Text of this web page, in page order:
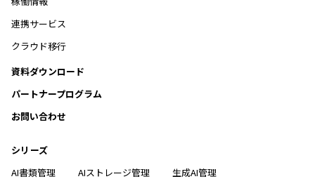
連携サービス
クラウド移行
資料ダウンロード
パートナープログラム
お問い合わせ
シリーズ
AI書類管理
AIストレージ管理 生成AI管理